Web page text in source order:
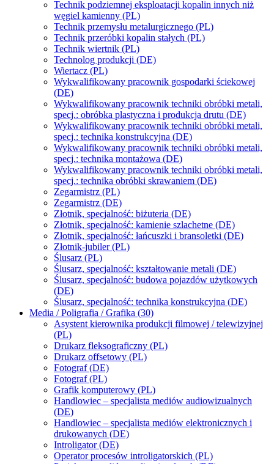
Technik podziemnej eksploatacji kopalin innych niż
węgiel kamienny (PL)
Technik przemysłu metalurgicznego (PL)
Technik przeróbki kopalin stałych (PL)
Technik wiertnik (PL)
Technolog produkcji (DE)
Wiertacz (PL)
Wykwalifikowany pracownik gospodarki ściekowej
(DE)
Wykwalifikowany pracownik techniki obróbki metali,
specj.: obróbka plastyczna i produkcja drutu (DE)
Wykwalifikowany pracownik techniki obróbki metali,
specj.: technika konstrukcyjna (DE)
Wykwalifikowany pracownik techniki obróbki metali,
specj.: technika montażowa (DE)
Wykwalifikowany pracownik techniki obróbki metali,
specj.: technika obróbki skrawaniem (DE)
Zegarmistrz (PL)
Zegarmistrz (DE)
Złotnik, specjalność: biżuteria (DE)
Złotnik, specjalność: kamienie szlachetne (DE)
Złotnik, specjalność: łańcuszki i bransoletki (DE)
Złotnik-jubiler (PL)
Ślusarz (PL)
Ślusarz, specjalność: kształtowanie metali (DE)
Ślusarz, specjalność: budowa pojazdów użytkowych
(DE)
Ślusarz, specjalność: technika konstrukcyjna (DE)
Media / Poligrafia / Grafika (30)
Asystent kierownika produkcji filmowej / telewizyjnej
(PL)
Drukarz fleksograficzny (PL)
Drukarz offsetowy (PL)
Fotograf (DE)
Fotograf (PL)
Grafik komputerowy (PL)
Handlowiec – specjalista mediów audiowizualnych
(DE)
Handlowiec – specjalista mediów elektronicznych i
drukowanych (DE)
Introligator (DE)
Operator procesów introligatorskich (PL)